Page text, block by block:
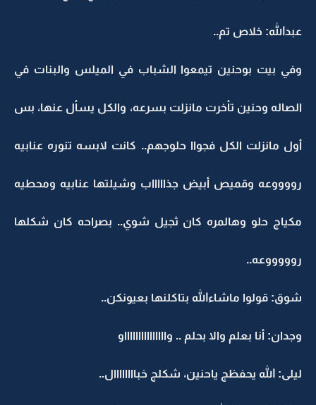
عبدالله: خلاص تم..
وفي بيت بوحنين تيمعوا الشباب في الميلس والبنات في
الصاله وحنين تأخرت مانزلت بسرعه، والكل يسأل عنها، بس
أول مانزلت الكل فجواا حلوجهم.. كانت لابسه تنوره عنابيه
رووووعه وقميص أبيض جذاااااب وشيلتها عنابيه ومحطيه
مكياج حلو وهالمره كان ثجيل شوي.. بصراحه كان شكلها
روووووعه..
شوق: قولوا ماشاءالله بتاكلنها بعيونكن..
وجدان: أنا بعلم والا بحلم .. واااااااااااااااو
ليلى: الله يحفظج ياحنين، شكلج خباااااااال..